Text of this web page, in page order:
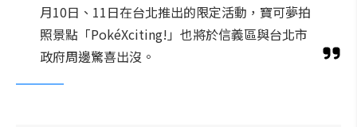
月10日、11日在台北推出的限定活動，寶可夢拍
照景點「PokéXciting!」也將於信義區與台北市
政府周邊驚喜出沒。